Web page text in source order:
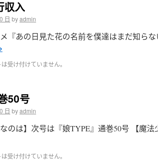
収入
日 byadmin
『あの日見た花の名前を僕達はまだ知ら
受け付けていません。
50号
日 byadmin
なのは】次号は『娘TYPE』通巻50号 【魔
受け付けていません。